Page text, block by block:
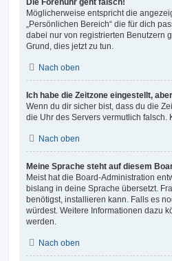
Möglicherweise entspricht die
„Persönlichen Bereich“ die für dich
dabei nur von registrierten Benutzern
Grund, dies jetzt zu tun.
Nach oben
Ich habe die Zeitzone eingestellt,
Wenn du dir sicher bist, dass du die
die Uhr des Servers vermutlich falsch.
Nach oben
Meine Sprache steht auf diesem
Meist hat die Board-Administration
bislang in deine Sprache übersetzt.
benötigst, installieren kann. Falls es
würdest. Weitere Informationen dazu
werden.
Nach oben